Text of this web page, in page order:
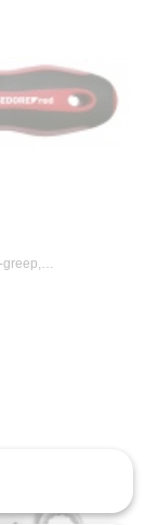
greep,…